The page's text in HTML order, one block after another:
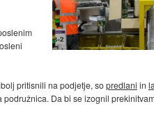
pritisnili na podjetje, sopredlani in
Da bi se izognil